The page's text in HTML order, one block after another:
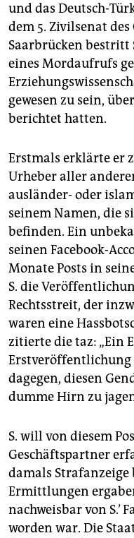
abo
genossenschaft
epaper login
und das Deutsch-
dem 5. Zivilsenat
Saarbrücken bestritt
eines Mordaufrufs
gewesen zu sein,
berichtet hatten.
Erstmals erklärte er
Urheber aller
ausländer- oder
seinem Namen, die
befinden. Ein
seinen Facebook-
Monate Posts in
S. die
Rechtsstreit, der
waren eine
zitierte die taz: „Ein
dagegen, diesen
dumme Hirn zu
S. will von diesem
Geschäftspartner
damals Strafanzeige
Ermittlungen
nachweisbar von S.’
worden war. Die